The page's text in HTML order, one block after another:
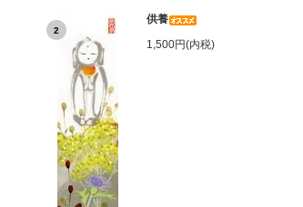
2
供養
1,500円(内税)